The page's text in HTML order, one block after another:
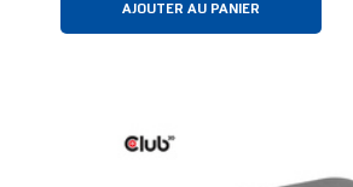
AJOUTER AU PANIER